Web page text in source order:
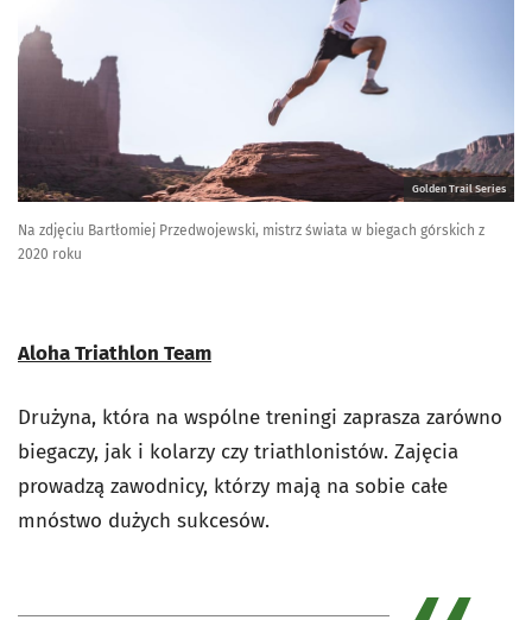
Golden Trail Series
Na zdjęciu Bartłomiej Przedwojewski, mistrz świata w biegach górskich z
2020 roku
Aloha Triathlon Team
Drużyna, która na wspólne treningi zaprasza zarówno
biegaczy, jak i kolarzy czy triathlonistów. Zajęcia
prowadzą zawodnicy, którzy mają na sobie całe
mnóstwo dużych sukcesów.